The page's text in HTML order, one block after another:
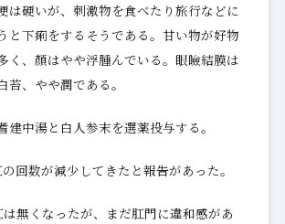
は硬いが、刺激物を食べたり旅行などに
と下痢をするそうである。甘い物が好物
く、顏はやや浮腫んでいる。眼瞼結膜は
苔、やや潤である。
建中湯と白人参末を選薬投与する。
回数が減少してきたと報告があった。
無くなったが、まだ肛門に違和感があ